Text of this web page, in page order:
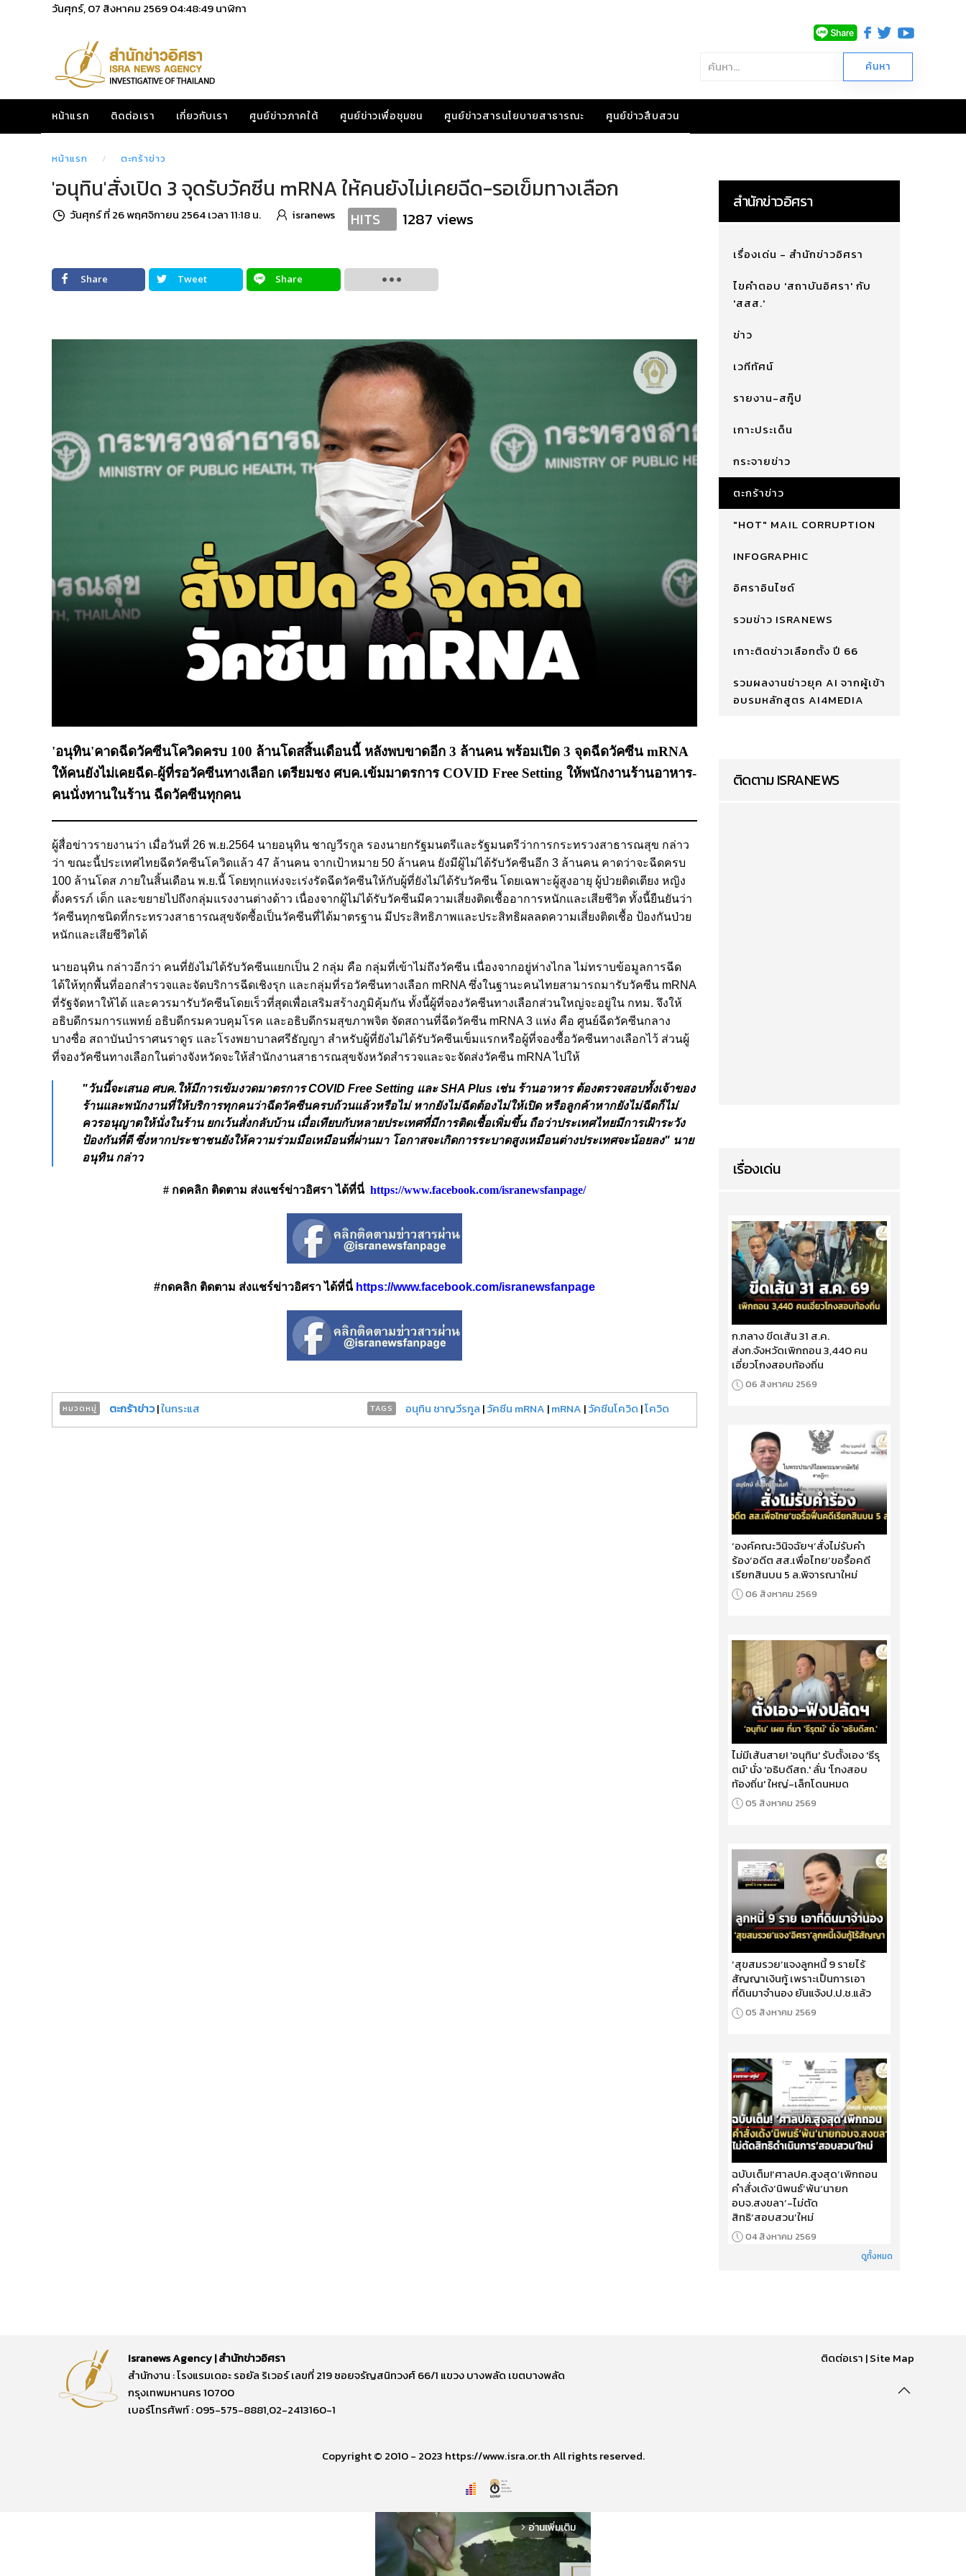
วันศุกร์, 07 สิงหาคม 256904:48:50นาฬิกา
หน้าแรก ติดต่อเรา เกี่ยวกับเรา ศูนย์ข่าวภาคใต้ ศูนย์ข่าวเพื่อชุมชน ศูนย์ข่าวสารนโยบายสาธารณะ ศูนย์ข่าวสืบสวน
หน้าแรก ตะกร้าข่าว
'อนุทิน'สั่งเปิด 3 จุดรับวัคซีน mRNA ให้คนยังไม่เคยฉีด-รอเข็มทางเลือก
วันศุกร์ ที่ 26 พฤศจิกายน 2564 เวลา 11:18 น. isranews HITS 1287 views
Share Tweet Share
'อนุทิน'คาดฉีดวัคซีนโควิดครบ 100 ล้านโดสสิ้นเดือนนี้ หลังพบขาดอีก 3 ล้านคน พร้อมเปิด 3 จุดฉีดวัคซีน mRNA
ให้คนยังไม่เคยฉีด-ผู้ที่รอวัคซีนทางเลือก เตรียมชง ศบค.เข้มมาตรการ COVID Free Setting ให้พนักงานร้านอาหาร-
คนนั่งทานในร้าน ฉีดวัคซีนทุกคน
ผู้สื่อข่าวรายงานว่า เมื่อวันที่ 26 พ.ย.2564 นายอนุทิน ชาญวีรกูล รองนายกรัฐมนตรีและรัฐมนตรีว่าการกระทรวงสาธารณสุข กล่าว
ว่า ขณะนี้ประเทศไทยฉีดวัคซีนโควิดแล้ว 47 ล้านคน จากเป้าหมาย 50 ล้านคน ยังมีผู้ไม่ได้รับวัคซีนอีก 3 ล้านคน คาดว่าจะฉีดครบ
100 ล้านโดส ภายในสิ้นเดือน พ.ย.นี้ โดยทุกแห่งจะเร่งรัดฉีดวัคซีนให้กับผู้ที่ยังไม่ได้รับวัคซีน โดยเฉพาะผู้สูงอายุ ผู้ป่วยติดเตียง หญิง
ตั้งครรภ์ เด็ก และขยายไปถึงกลุ่มแรงงานต่างด้าว เนื่องจากผู้ไม่ได้รับวัคซีนมีความเสี่ยงติดเชื้ออาการหนักและเสียชีวิต ทั้งนี้ยืนยันว่า
วัคซีนทุกชนิดที่กระทรวงสาธารณสุขจัดซื้อเป็นวัคซีนที่ได้มาตรฐาน มีประสิทธิภาพและประสิทธิผลลดความเสี่ยงติดเชื้อ ป้องกันป่วย
หนักและเสียชีวิตได้
นายอนุทิน กล่าวอีกว่า คนที่ยังไม่ได้รับวัคซีนแยกเป็น 2 กลุ่ม คือ กลุ่มที่เข้าไม่ถึงวัคซีน เนื่องจากอยู่ห่างไกล ไม่ทราบข้อมูลการฉีด
ได้ให้ทุกพื้นที่ออกสำรวจและจัดบริการฉีดเชิงรุก และกลุ่มที่รอวัคซีนทางเลือก mRNA ซึ่งในฐานะคนไทยสามารถมารับวัคซีน mRNA
ที่รัฐจัดหาให้ได้ และควรมารับวัคซีนโดยเร็วที่สุดเพื่อเสริมสร้างภูมิคุ้มกัน ทั้งนี้ผู้ที่จองวัคซีนทางเลือกส่วนใหญ่จะอยู่ใน กทม. จึงให้
อธิบดีกรมการแพทย์ อธิบดีกรมควบคุมโรค และอธิบดีกรมสุขภาพจิต จัดสถานที่ฉีดวัคซีน mRNA 3 แห่ง คือ ศูนย์ฉีดวัคซีนกลาง
บางซื่อ สถาบันบำราศนราดูร และโรงพยาบาลศรีธัญญา สำหรับผู้ที่ยังไม่ได้รับวัคซีนเข็มแรกหรือผู้ที่จองซื้อวัคซีนทางเลือกไว้ ส่วนผู้
ที่จองวัคซีนทางเลือกในต่างจังหวัดจะให้สำนักงานสาธารณสุขจังหวัดสำรวจและจะจัดส่งวัคซีน mRNA ไปให้
"วันนี้จะเสนอ ศบค.ให้มีการเข้มงวดมาตรการ COVID Free Setting และ SHA Plus เช่น ร้านอาหาร ต้องตรวจสอบทั้งเจ้าของ
ร้านและพนักงานที่ให้บริการทุกคนว่าฉีดวัคซีนครบถ้วนแล้วหรือไม่ หากยังไม่ฉีดต้องไม่ให้เปิด หรือลูกค้าหากยังไม่ฉีดก็ไม่
ควรอนุญาตให้นั่งในร้าน ยกเว้นสั่งกลับบ้าน เมื่อเทียบกับหลายประเทศที่มีการติดเชื้อเพิ่มขึ้น ถือว่าประเทศไทยมีการเฝ้าระวัง
ป้องกันที่ดี ซึ่งหากประชาชนยังให้ความร่วมมือเหมือนที่ผ่านมา โอกาสจะเกิดการระบาดสูงเหมือนต่างประเทศจะน้อยลง" นาย
อนุทิน กล่าว
# กดคลิก ติดตาม ส่งแชร์ข่าวอิศรา ได้ที่นี่ https://www.facebook.com/isranewsfanpage/
#กดคลิก ติดตาม ส่งแชร์ข่าวอิศรา ได้ที่นี่ https://www.facebook.com/isranewsfanpage
หมวดหมู่ ตะกร้าข่าว|ในกระแส TAGS อนุทิน ชาญวีรกูล |วัคซีน mRNA |mRNA |วัคซีนโควิด |โควิด
สำนักข่าวอิศรา
เรื่องเด่น - สำนักข่าวอิศรา
ไขคำตอบ 'สถาบันอิศรา' กับ
'สสส.'
ข่าว
เวทีทัศน์
รายงาน-สกู๊ป
เกาะประเด็น
กระจายข่าว
ตะกร้าข่าว
"HOT" MAIL CORRUPTION
INFOGRAPHIC
อิศราอินไซด์
รวมข่าว ISRANEWS
เกาะติดข่าวเลือกตั้ง ปี 66
รวมผลงานข่าวยุค AI จากผู้เข้า
อบรมหลักสูตร AI4MEDIA
ติดตาม ISRANEWS
เรื่องเด่น
ก.กลาง ขีดเส้น 31 ส.ค.
ส่งก.จังหวัดเพิกถอน 3,440 คน
เอี่ยวโกงสอบท้องถิ่น
06 สิงหาคม 2569
‘องค์คณะวินิจฉัยฯ’สั่งไม่รับคำ
ร้อง‘อดีต สส.เพื่อไทย’ขอรื้อคดี
เรียกสินบน 5 ล.พิจารณาใหม่
06 สิงหาคม 2569
ไม่มีเส้นสาย! 'อนุทิน' รับตั้งเอง 'ธีรุ
ตม์' นั่ง 'อธิบดีสถ.' ลั่น 'โกงสอบ
ท้องถิ่น' ใหญ่-เล็กโดนหมด
05 สิงหาคม 2569
‘สุขสมรวย’แจงลูกหนี้ 9 รายไร้
สัญญาเงินกู้ เพราะเป็นการเอา
ที่ดินมาจำนอง ยันแจ้งป.ป.ช.แล้ว
05 สิงหาคม 2569
ฉบับเต็ม!‘ศาลปค.สูงสุด’เพิกถอน
คำสั่งเด้ง‘นิพนธ์’พ้น‘นายก
อบจ.สงขลา’-ไม่ตัด
สิทธิ‘สอบสวน’ใหม่
04 สิงหาคม 2569
ดูทั้งหมด
Isranews Agency | สำนักข่าวอิศรา
สำนักงาน : โรงแรมเดอะ รอยัล ริเวอร์ เลขที่ 219 ซอยจรัญสนิทวงศ์ 66/1 แขวง บางพลัด เขตบางพลัด
กรุงเทพมหานคร 10700
เบอร์โทรศัพท์ : 095-575-8881,02-2413160-1
ติดต่อเรา |Site Map
Copyright © 2010 - 2023 https://www.isra.or.th All rights reserved.
arrow_forward_ios อ่านเพิ่มเติม